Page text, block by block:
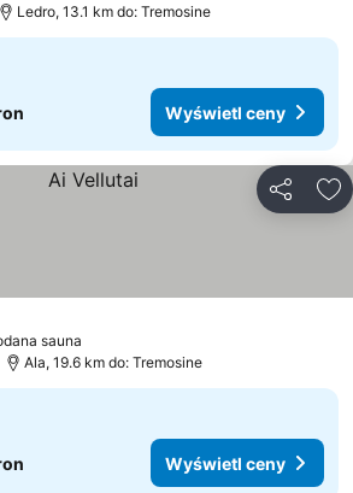
Ledro, 13.1 km do: Tremosine
Wyświetl ceny
sauna
Ala, 19.6 km do: Tremosine
Wyświetl ceny